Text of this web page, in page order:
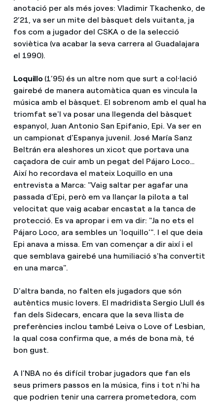
anotació per als més joves: Vladimir Tkachenko, de
2’21, va ser un mite del bàsquet dels vuitanta, ja
fos com a jugador del CSKA o de la selecció
soviètica (va acabar la seva carrera al Guadalajara
el 1990).
Loquillo (1’95) és un altre nom que surt a col·lació
gairebé de manera automàtica quan es vincula la
música amb el bàsquet. El sobrenom amb el qual ha
triomfat se'l va posar una llegenda del bàsquet
espanyol, Juan Antonio San Epifanio, Epi. Va ser en
un campionat d'Espanya juvenil. José María Sanz
Beltrán era aleshores un xicot que portava una
caçadora de cuir amb un pegat del Pájaro Loco…
Així ho recordava el mateix Loquillo en una
entrevista a Marca: "Vaig saltar per agafar una
passada d'Epi, però em va llançar la pilota a tal
velocitat que vaig acabar encastat a la tanca de
protecció. Es va apropar i em va dir: "Ja no ets el
Pájaro Loco, ara sembles un 'loquillo'". I el que deia
Epi anava a missa. Em van començar a dir així i el
que semblava gairebé una humiliació s'ha convertit
en una marca".
D'altra banda, no falten els jugadors que són
autèntics music lovers. El madridista Sergio Llull és
fan dels Sidecars, encara que la seva llista de
preferències inclou també Leiva o Love of Lesbian,
la qual cosa confirma que, a més de bona mà, té
bon gust.
A l'NBA no és difícil trobar jugadors que fan els
seus primers passos en la música, fins i tot n'hi ha
que podrien tenir una carrera prometedora, com